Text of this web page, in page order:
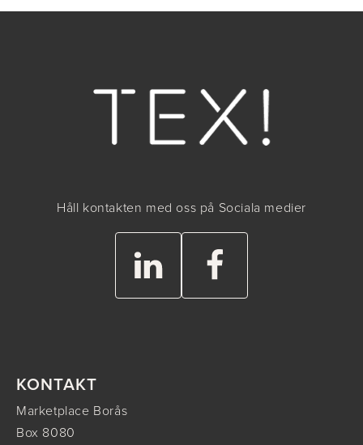
Håll kontakten med oss på Sociala medier
KONTAKT
Marketplace Borås
Box 8080